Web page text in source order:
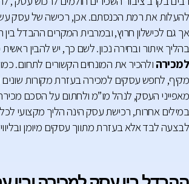
להעלות את רמת הכנסתם. אכן, רכישה של עסק
אך גם לכישלון חרוץ, ובמרבית המקרים ההבדל בין
בהליך איתור ובחירה נכון. לשם כך, יש להבין
למכירה ולהכיר את המונחים הקשורים לתחום.
מקיף, לחפש עסקים למכירה בעזרת מקורות שונים
מאפייני העסק, לנהל מו”מ ולחתום על הסכם
במילים אחרות, רכישת עסק הינה הליך מקצועי
לבצעה לבד אלא בעזרת מתווך עסקים מיומן ובליווי